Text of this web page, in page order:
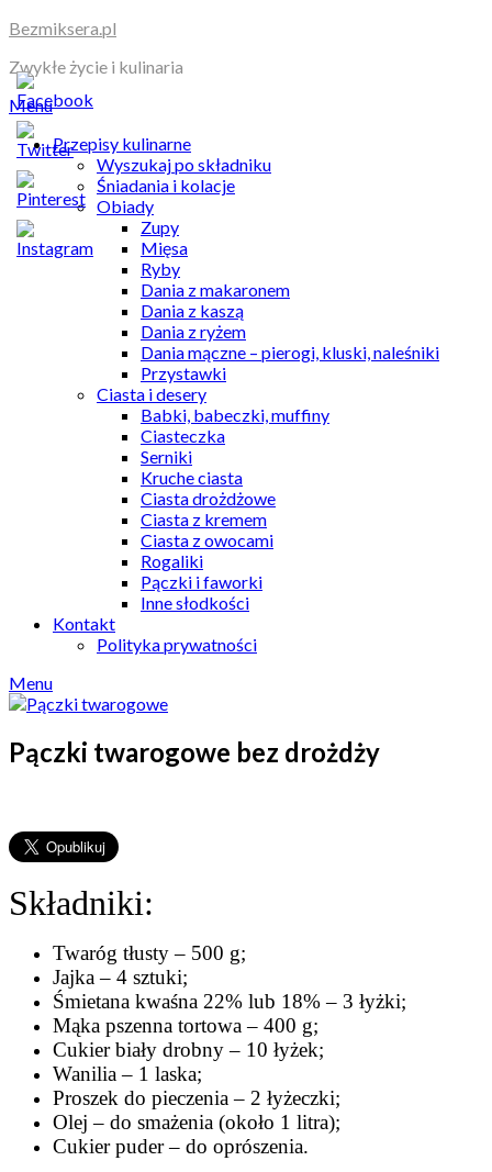
Skip
content
Bezmiksera.pl
Zwykłe życie i kulinaria
Menu
Przepisy kulinarne
Wyszukaj po składniku
Śniadania i kolacje
Obiady
Zupy
Mięsa
Ryby
Dania z makaronem
Dania z kaszą
Dania z ryżem
Dania mączne – pierogi, kluski, naleśniki
Przystawki
Ciasta i desery
Babki, babeczki, muffiny
Ciasteczka
Serniki
Kruche ciasta
Ciasta drożdżowe
Ciasta z kremem
Ciasta z owocami
Rogaliki
Pączki i faworki
Inne słodkości
Kontakt
Polityka prywatności
Menu
Pączki twarogowe bez drożdży
Składniki:
Twaróg tłusty – 500 g;
Jajka – 4 sztuki;
Śmietana kwaśna 22% lub 18% – 3 łyżki;
Mąka pszenna tortowa – 400 g;
Cukier biały drobny – 10 łyżek;
Wanilia – 1 laska;
Proszek do pieczenia – 2 łyżeczki;
Olej – do smażenia (około 1 litra);
Cukier puder – do oprószenia.